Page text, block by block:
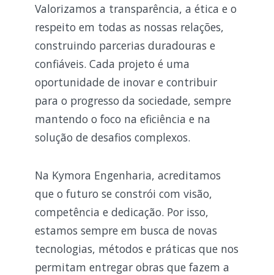
Valorizamos a transparência, a ética e o
respeito em todas as nossas relações,
construindo parcerias duradouras e
confiáveis. Cada projeto é uma
oportunidade de inovar e contribuir
para o progresso da sociedade, sempre
mantendo o foco na eficiência e na
solução de desafios complexos.
Na Kymora Engenharia, acreditamos
que o futuro se constrói com visão,
competência e dedicação. Por isso,
estamos sempre em busca de novas
tecnologias, métodos e práticas que nos
permitam entregar obras que fazem a